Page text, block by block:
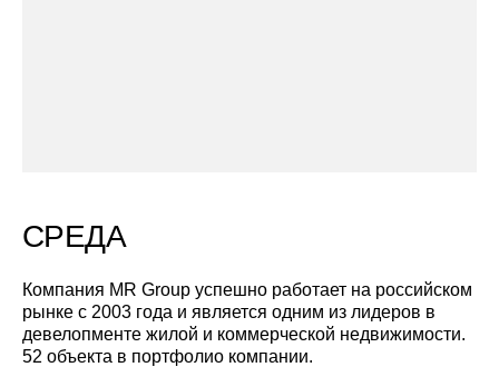
СРЕДА
Компания MR Group успешно работает на российском
рынке с 2003 года и является одним из лидеров в
девелопменте жилой и коммерческой недвижимости.
52 объекта в портфолио компании.